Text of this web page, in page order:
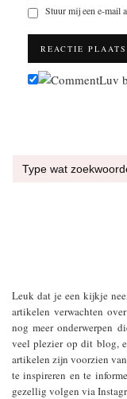
Stuur mij een e-mail
naar:
Leuk dat je een kijkje
artikelen verwachten
nog meer onderwerpen
veel plezier op dit blog,
artikelen zijn voorzien
te inspireren en te
gezellig volgen via